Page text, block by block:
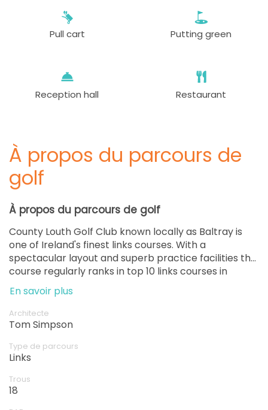
Pull cart Putting green
Reception hall Restaurant
À propos du parcours de
golf
À propos du parcours de golf
County Louth Golf Club known locally as Baltray is
one of Ireland's finest links courses. With a
spectacular layout and superb practice facilities the
course regularly ranks in top 10 links courses in
Ireland.
En savoir plus
Architecte
Tom Simpson
Type de parcours
Links
Trous
18